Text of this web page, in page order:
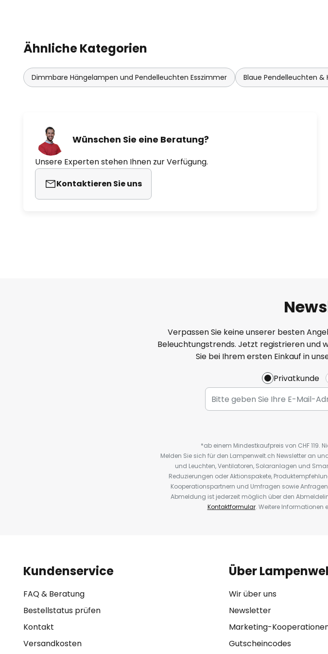
Ähnliche Kategorien
Dimmbare Hängelampen und Pendelleuchten Esszimmer Blaue Pendelleuchten &
Wünschen Sie eine Beratung?
Unsere Experten stehen Ihnen zur Verfügung.
Kontaktieren Sie uns
Verpassen Sie keine unserer besten
Beleuchtungstrends. Jetzt registrieren und
Sie bei Ihrem ersten Einkauf in
Privatkunde
*ab einem Mindestkaufpreis von CHF 119.
Melden Sie sich für den Lampenwelt.ch Newsletter an
und Leuchten, Ventilatoren, Solaranlagen und
Reduzierungen oder Aktionspakete,
Kooperationspartnern und Umfragen sowie
Abmeldung ist jederzeit möglich über den
Kontaktformular. Weitere Informationen
Kundenservice
FAQ & Beratung
Bestellstatus prüfen
Kontakt
Versandkosten
Über
Wir über uns
Newsletter
Marketing-
Gutscheincodes